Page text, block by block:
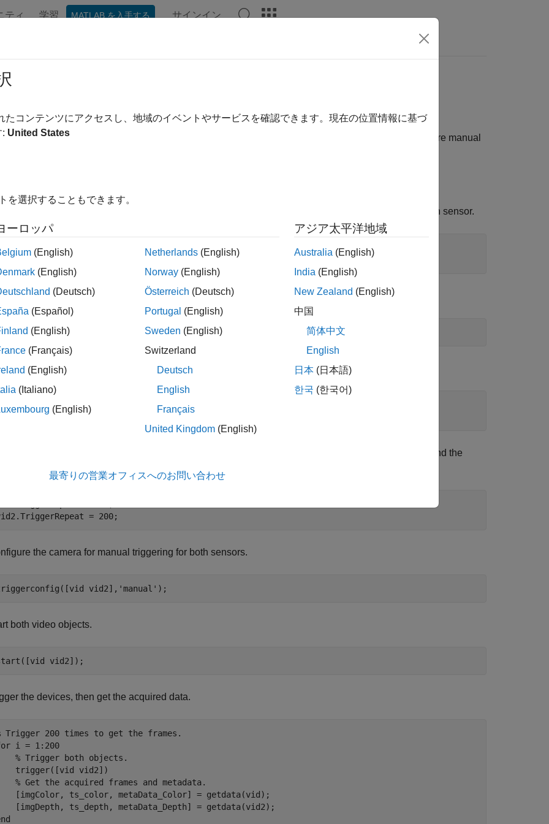
ティ 学習 MATLAB を入手する サインイン
Data from
synchronize the data from the Kinect
color stream and the depth stream using software manual
the objects for the color and depth sensors. Device 1 is the color sensor and Device 2 is the depth sensor.
= videoinput('kinect',1);
vid2 = videoinput('kinect',2);
the source properties for the depth device.
= getselectedsource(vid2);
the frames per trigger for both devices to 1.
= 1;
vid2.FramesPerTrigger = 1;
the trigger repeat for both devices to 200, in order to acquire 201 frames from both the color sensor and the
= 200;
the camera for manual triggering for both sensors.
vid2],'manual');
both video objects.
vid2]);
the devices, then get the acquired data.
Trigger 200 times to get the frames.
i = 1:200
% Trigger both objects.
trigger([vid vid2])
% Get the acquired frames and metadata.
[imgColor, ts_color, metaData_Color] = getdata(vid);
[imgDepth, ts_depth, metaData_Depth] = getdata(vid2);
たコンテンツにアクセスし、地域のイベントやサービスを確認できます。現在の位置情報に基づ
: United States
を選択することもできます。
ーロッパ
(English)
(English)
(Deutsch)
(Español)
(English)
(Français)
(English)
(Italiano)
(English)
Netherlands (English)
Norway (English)
Österreich (Deutsch)
Portugal (English)
Sweden (English)
Switzerland
Deutsch
English
Français
United Kingdom (English)
アジア太平洋地域
Australia (English)
India (English)
New Zealand (English)
中国
简体中文
English
日本 (日本語)
한국 (한국어)
最寄りの営業オフィスへのお問い合わせ